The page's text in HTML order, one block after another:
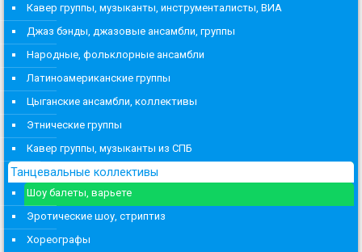
Кавер группы, музыканты, инструменталисты, ВИА
Джаз бэнды, джазовые ансамбли, группы
Народные, фольклорные ансамбли
Латиноамериканские группы
Цыганские ансамбли, коллективы
Этнические группы
Кавер группы, музыканты из СПБ
Танцевальные коллективы
Шоу балеты, варьете
Эротические шоу, стриптиз
Хореографы